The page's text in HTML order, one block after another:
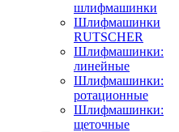
шлифмашинки
Шлифмашинки
RUTSCHER
Шлифмашинки:
линейные
Шлифмашинки:
ротационные
Шлифмашинки:
щеточные